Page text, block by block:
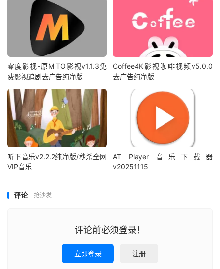
零度影视-原MITO影视v1.1.3免
费影视追剧去广告纯净版
Coffee4K影视咖啡视频v5.0.0
去广告纯净版
听下音乐v2.2.2纯净版/秒杀全网
VIP音乐
AT Player 音乐下载器
v20251115
评论 抢沙发
评论前必须登录！
立即登录 注册